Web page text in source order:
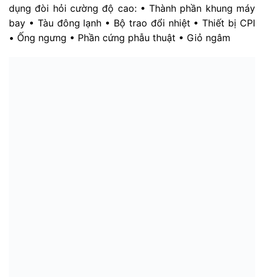
dụng đòi hỏi cường độ cao: • Thành phần khung máy
bay • Tàu đông lạnh • Bộ trao đổi nhiệt • Thiết bị CPI
• Ống ngưng • Phần cứng phẫu thuật • Giỏ ngâm